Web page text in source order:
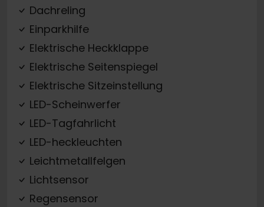
Dachreling
Einparkhilfe
Elektrische Heckklappe
Elektrische Seitenspiegel
Elektrische Sitzeinstellung
LED-Scheinwerfer
LED-Tagfahrlicht
LED-heckleuchten
Leichtmetallfelgen
Lichtsensor
Regensensor